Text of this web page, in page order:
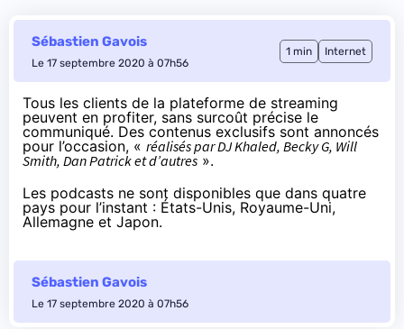
Sébastien Gavois
Le 17 septembre 2020 à 07h56
1 min Internet
Tous les clients de la plateforme de streaming
peuvent en profiter, sans surcoût précise le
communiqué. Des contenus exclusifs sont annoncés
pour l’occasion, « réalisés par DJ Khaled, Becky G, Will
Smith, Dan Patrick et d’autres ».
Les podcasts ne sont disponibles que dans quatre
pays pour l’instant : États-Unis, Royaume-Uni,
Allemagne et Japon.
Sébastien Gavois
Le 17 septembre 2020 à 07h56